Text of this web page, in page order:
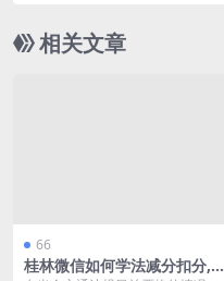
相关文章
66
桂林微信如何学法减分扣分,石